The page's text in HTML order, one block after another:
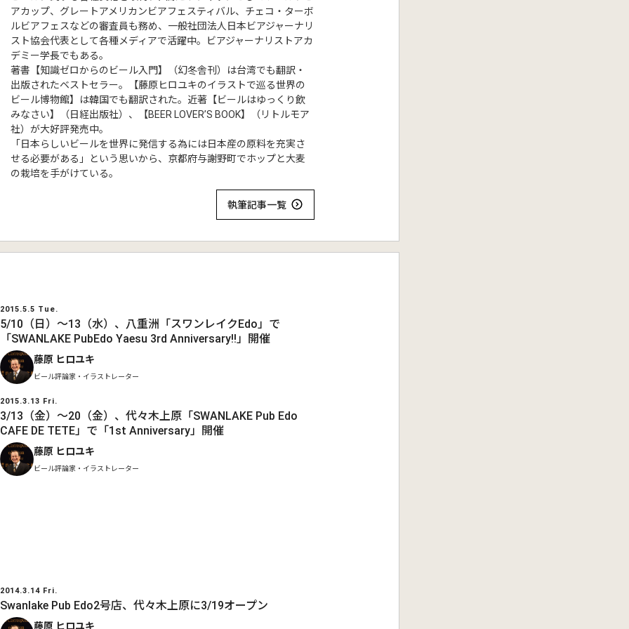
アカップ、グレートアメリカンビアフェスティバル、チェコ・ターボ
ルビアフェスなどの審査員も務め、一般社団法人日本ビアジャーナリ
スト協会代表として各種メディアで活躍中。ビアジャーナリストアカ
デミー学長でもある。
著書【知識ゼロからのビール入門】（幻冬舎刊）は台湾でも翻訳・
出版されたベストセラー。【藤原ヒロユキのイラストで巡る世界の
ビール博物館】は韓国でも翻訳された。近著【ビールはゆっくり飲
みなさい】（日経出版社）、【BEER LOVER’S BOOK】（リトルモア
社）が大好評発売中。
「日本らしいビールを世界に発信する為には日本産の原料を充実さ
せる必要がある」という思いから、京都府与謝野町でホップと大麦
の栽培を手がけている。
執筆記事一覧
2015.5.5 Tue.
5/10（日）～13（水）、八重洲「スワンレイクEdo」で
「SWANLAKE PubEdo Yaesu 3rd Anniversary!!」開催
藤原 ヒロユキ
ビール評論家・イラストレーター
2015.3.13 Fri.
3/13（金）～20（金）、代々木上原「SWANLAKE Pub Edo
CAFE DE TETE」で「1st Anniversary」開催
藤原 ヒロユキ
ビール評論家・イラストレーター
2014.3.14 Fri.
Swanlake Pub Edo2号店、代々木上原に3/19オープン
藤原 ヒロユキ